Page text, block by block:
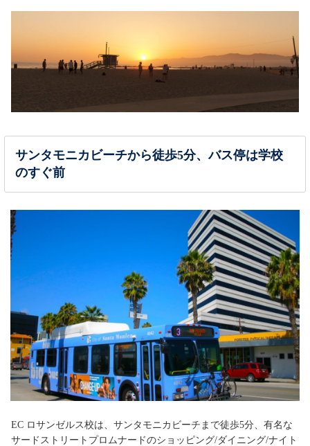
サンタモニカビーチから徒歩5分、バス停は学校
のすぐ前
EC ロサンゼルス校は、サンタモニカビーチまで徒歩5分、有名な
サードストリートプロムナードのショッピング/ダイニング/ナイト